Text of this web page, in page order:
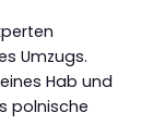
Umzugs.
Hab und
polnische